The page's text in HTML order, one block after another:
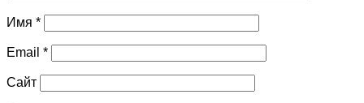
Имя *
Email *
Сайт